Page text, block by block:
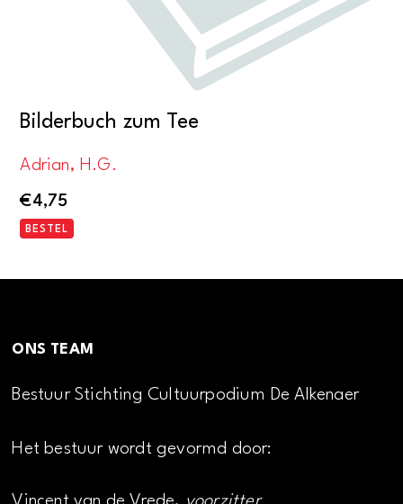
Bilderbuch zum Tee
Adrian, H.G.
€4,75
BESTEL
ONS TEAM
Bestuur Stichting Cultuurpodium De Alkenaer
Het bestuur wordt gevormd door: